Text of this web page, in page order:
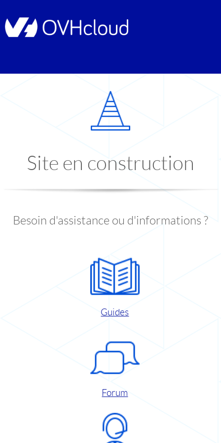
Site en construction
Besoin d'assistance ou d'informations ?
Guides
Forum